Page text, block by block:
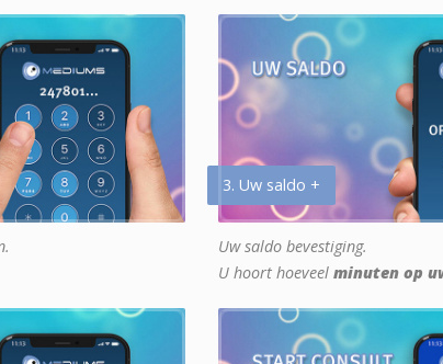
3. Uw saldo +
Uw saldo bevestiging.
U hoort hoeveel minuten op